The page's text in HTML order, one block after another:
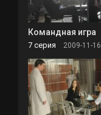
Командная игра
7 серия 2009-11-16